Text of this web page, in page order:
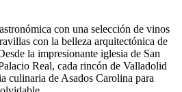
con una selección de vinos
con la belleza arquitectónica de
la impresionante iglesia de San
Real, cada rincón de Valladolid
culinaria de Asados Carolina para